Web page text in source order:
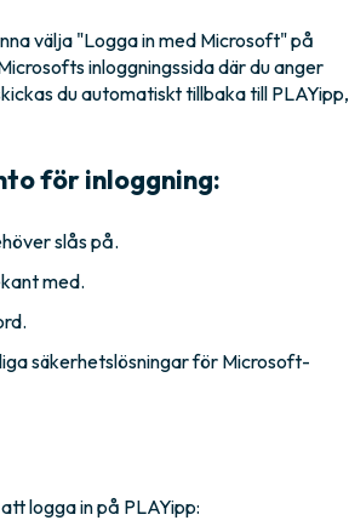
välja "Logga in med Microsoft" på
inloggningssida där du anger
du automatiskt tillbaka till PLAYipp,
för inloggning:
slås på.
med.
säkerhetslösningar för Microsoft-
logga in på PLAYipp: